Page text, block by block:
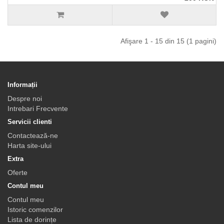
Afişare 1 - 15 din 15 (1 pagini)
Informații
Despre noi
Intrebari Frecvente
Servicii clienti
Contactează-ne
Harta site-ului
Extra
Oferte
Contul meu
Contul meu
Istoric comenzilor
Lista de dorințe